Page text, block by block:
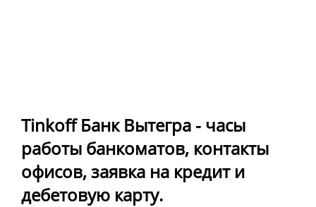
Tinkoff Банк Вытегра - часы
работы банкоматов, контакты
офисов, заявка на кредит и
дебетовую карту.